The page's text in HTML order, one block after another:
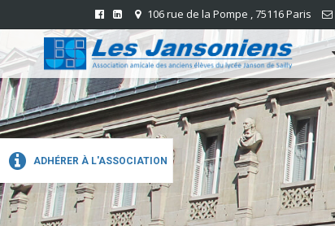
ADHÉRER À L'ASSOCIATION
106 rue de la Pompe , 75116 Paris